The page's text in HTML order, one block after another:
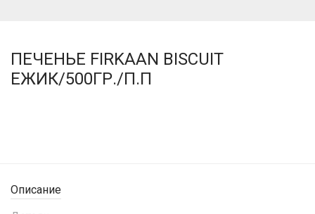
ПЕЧЕНЬЕ FIRKAAN BISCUIT
ЕЖИК/500ГР./П.П
Описание